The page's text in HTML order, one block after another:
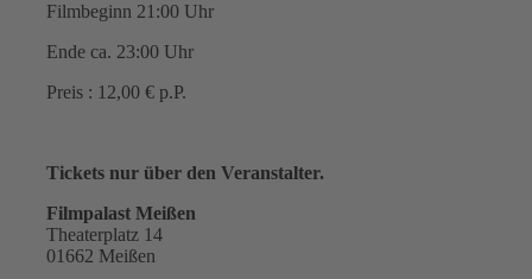
Filmbeginn 21:00 Uhr
Ende ca. 23:00 Uhr
Preis : 12,00 € p.P.
Tickets nur über den Veranstalter.
Filmpalast Meißen
Theaterplatz 14
01662 Meißen